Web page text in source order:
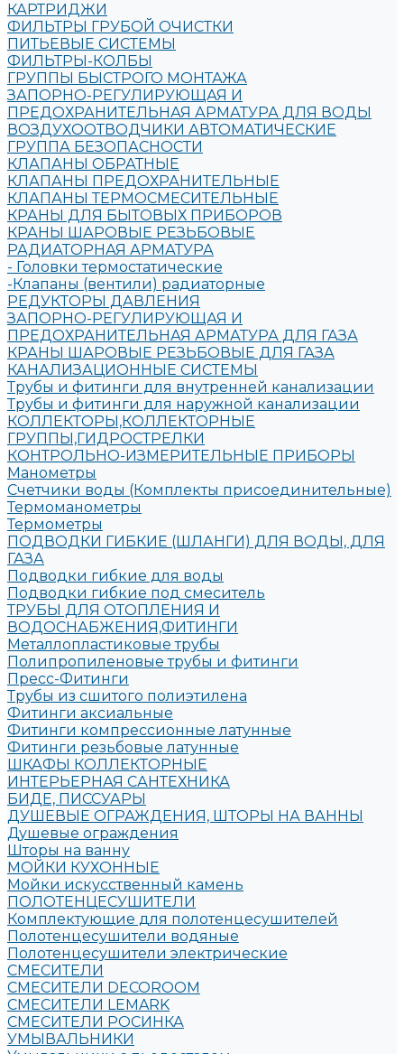
КАРТРИДЖИ
ФИЛЬТРЫ ГРУБОЙ ОЧИСТКИ
ПИТЬЕВЫЕ СИСТЕМЫ
ФИЛЬТРЫ-КОЛБЫ
ГРУППЫ БЫСТРОГО МОНТАЖА
ЗАПОРНО-РЕГУЛИРУЮЩАЯ И
ПРЕДОХРАНИТЕЛЬНАЯ АРМАТУРА ДЛЯ ВОДЫ
ВОЗДУХООТВОДЧИКИ АВТОМАТИЧЕСКИЕ
ГРУППА БЕЗОПАСНОСТИ
КЛАПАНЫ ОБРАТНЫЕ
КЛАПАНЫ ПРЕДОХРАНИТЕЛЬНЫЕ
КЛАПАНЫ ТЕРМОСМЕСИТЕЛЬНЫЕ
КРАНЫ ДЛЯ БЫТОВЫХ ПРИБОРОВ
КРАНЫ ШАРОВЫЕ РЕЗЬБОВЫЕ
РАДИАТОРНАЯ АРМАТУРА
- Головки термостатические
-Клапаны (вентили) радиаторные
РЕДУКТОРЫ ДАВЛЕНИЯ
ЗАПОРНО-РЕГУЛИРУЮЩАЯ И
ПРЕДОХРАНИТЕЛЬНАЯ АРМАТУРА ДЛЯ ГАЗА
КРАНЫ ШАРОВЫЕ РЕЗЬБОВЫЕ ДЛЯ ГАЗА
КАНАЛИЗАЦИОННЫЕ СИСТЕМЫ
Трубы и фитинги для внутренней канализации
Трубы и фитинги для наружной канализации
КОЛЛЕКТОРЫ,КОЛЛЕКТОРНЫЕ
ГРУППЫ,ГИДРОСТРЕЛКИ
КОНТРОЛЬНО-ИЗМЕРИТЕЛЬНЫЕ ПРИБОРЫ
Манометры
Счетчики воды (Комплекты присоединительные)
Термоманометры
Термометры
ПОДВОДКИ ГИБКИЕ (ШЛАНГИ) ДЛЯ ВОДЫ, ДЛЯ
ГАЗА
Подводки гибкие для воды
Подводки гибкие под смеситель
ТРУБЫ ДЛЯ ОТОПЛЕНИЯ И
ВОДОСНАБЖЕНИЯ,ФИТИНГИ
Металлопластиковые трубы
Полипропиленовые трубы и фитинги
Пресс-Фитинги
Трубы из сшитого полиэтилена
Фитинги аксиальные
Фитинги компрессионные латунные
Фитинги резьбовые латунные
ШКАФЫ КОЛЛЕКТОРНЫЕ
ИНТЕРЬЕРНАЯ САНТЕХНИКА
БИДЕ, ПИССУАРЫ
ДУШЕВЫЕ ОГРАЖДЕНИЯ, ШТОРЫ НА ВАННЫ
Душевые ограждения
Шторы на ванну
МОЙКИ КУХОННЫЕ
Мойки искусственный камень
ПОЛОТЕНЦЕСУШИТЕЛИ
Комплектующие для полотенцесушителей
Полотенцесушители водяные
Полотенцесушители электрические
СМЕСИТЕЛИ
СМЕСИТЕЛИ DECOROOM
СМЕСИТЕЛИ LEMARK
СМЕСИТЕЛИ РОСИНКА
УМЫВАЛЬНИКИ